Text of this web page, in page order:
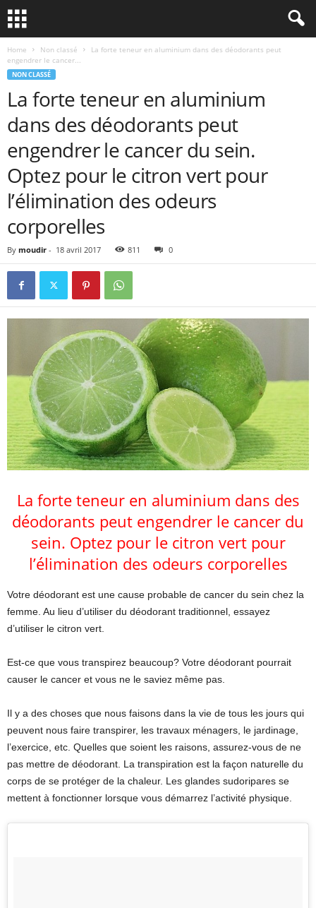
Home Non classé
La forte teneur en aluminium dans des déodorants peut
engendrer le cancer...
NON CLASSÉ
La forte teneur en aluminium
dans des déodorants peut
engendrer le cancer du sein.
Optez pour le citron vert pour
l’élimination des odeurs
corporelles
By moudir - 18 avril 2017 811 0
La forte teneur en aluminium dans des
déodorants peut engendrer le cancer du
sein. Optez pour le citron vert pour
l’élimination des odeurs corporelles
Votre déodorant est une cause probable de cancer du sein chez la
femme. Au lieu d’utiliser du déodorant traditionnel, essayez
d’utiliser le citron vert.
Est-ce que vous transpirez beaucoup? Votre déodorant pourrait
causer le cancer et vous ne le saviez même pas.
Il y a des choses que nous faisons dans la vie de tous les jours qui
peuvent nous faire transpirer, les travaux ménagers, le jardinage,
l’exercice, etc. Quelles que soient les raisons, assurez-vous de ne
pas mettre de déodorant. La transpiration est la façon naturelle du
corps de se protéger de la chaleur. Les glandes sudoripares se
mettent à fonctionner lorsque vous démarrez l’activité physique.